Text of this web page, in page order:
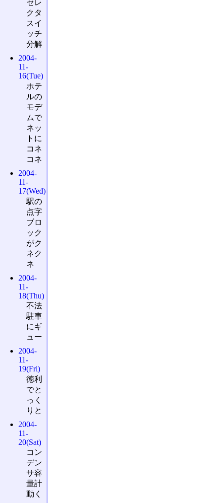
セレ
クタ
スイ
ッチ
分解
2004-
11-
16(Tue)
ホテ
ルの
モデ
ムで
ネッ
トに
コネ
コネ
2004-
11-
17(Wed)
駅の
点字
ブロ
ック
がク
ネク
ネ
2004-
11-
18(Thu)
不法
駐車
にギ
ュー
2004-
11-
19(Fri)
徳利
でと
っく
りと
2004-
11-
20(Sat)
コン
デン
サ容
量計
動く